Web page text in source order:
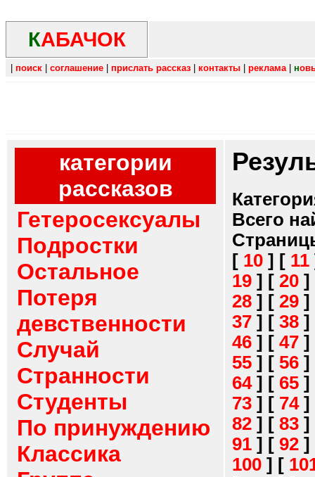
КАБАЧОК
поиск соглашение прислать рассказ контакты реклама| н
категории
рассказов
Гетеросексуалы
Подростки
Остальное
Потеря
девственности
Случай
Странности
Студенты
По принуждению
Классика
Всего
[ 10 ] [ 11
19 ] [ 20 ]
28 ] [ 29 ]
37 ] [ 38 ]
46 ] [ 47 ]
55 ] [ 56 ]
64] [ 65 ]
73 ] [ 74]
82 ] [ 83 ]
91 ] [ 92 ]
100 ] [